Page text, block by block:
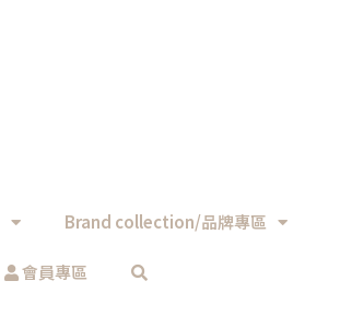
Brand collection/品牌專區
會員專區